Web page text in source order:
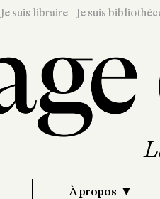
Je suis libraire Je suis
À propos